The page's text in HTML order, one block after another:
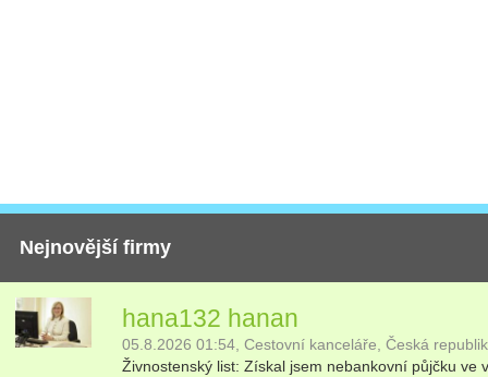
Nejnovější firmy
hana132 hanan
05.8.2026 01:54, Cestovní kanceláře, Česká
Živnostenský list: Získal jsem nebankovní půjčku ve